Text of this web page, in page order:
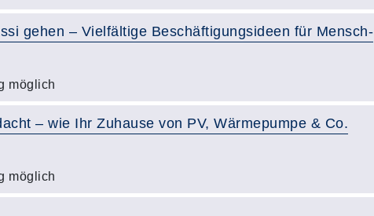
gehen – Vielfältige Beschäftigungsideen für Mensch-
möglich
– wie Ihr Zuhause von PV, Wärmepumpe & Co.
möglich